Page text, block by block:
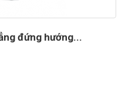
đứng hướng...